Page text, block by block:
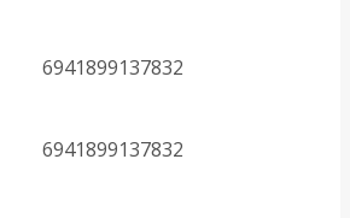
6941899137832
6941899137832